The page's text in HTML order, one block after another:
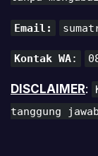
Email:
Kontak WA:
DISCLAIMER:
tanggung